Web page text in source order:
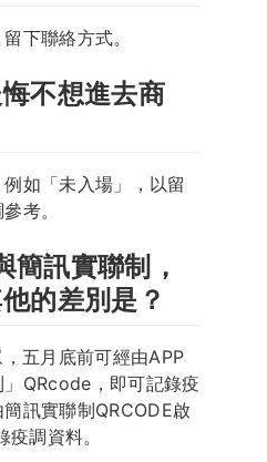
下聯絡方式。
不想進去商
如「未入場」，以留
考。
訊實聯制，
的差別是？
五月底前可經由APP
QRcode，即可記錄疫
訊實聯制QRCODE啟
調資料。